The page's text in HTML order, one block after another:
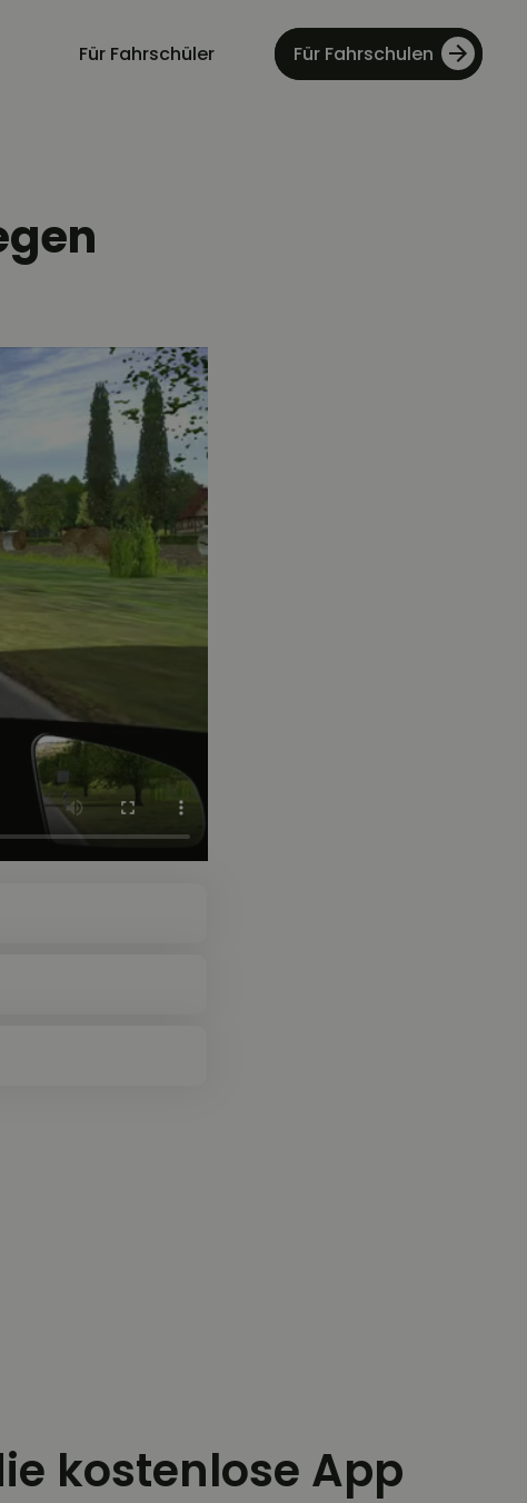
Für Fahrschüler Für Fahrschulen
kostenlose App